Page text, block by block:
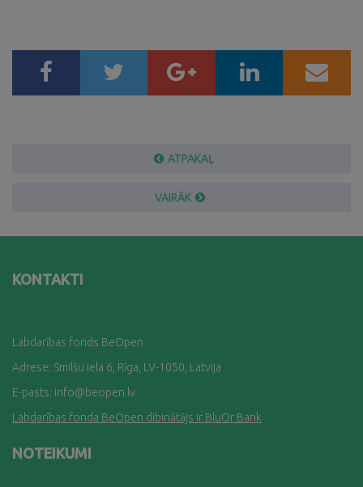
ATPAKAĻ
VAIRĀK
KONTAKTI
Labdarības fonds BeOpen
Adrese: Smilšu iela 6, Rīga, LV-1050, Latvija
E-pasts: info@beopen.lv
Labdarības fonda BeOpen dibinātājs ir BluOr Bank
NOTEIKUMI